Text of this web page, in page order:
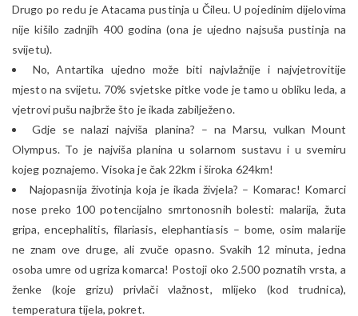
Drugo po redu je Atacama pustinja u Čileu. U pojedinim dijelovima
nije kišilo zadnjih 400 godina (ona je ujedno najsuša pustinja na
svijetu).
No, Antartika ujedno može biti najvlažnije i najvjetrovitije
mjesto na svijetu. 70% svjetske pitke vode je tamo u obliku leda, a
vjetrovi pušu najbrže što je ikada zabilježeno.
Gdje se nalazi najviša planina? – na Marsu, vulkan Mount
Olympus. To je najviša planina u solarnom sustavu i u svemiru
kojeg poznajemo. Visoka je čak 22km i široka 624km!
Najopasnija životinja koja je ikada živjela? – Komarac! Komarci
nose preko 100 potencijalno smrtonosnih bolesti: malarija, žuta
gripa, encephalitis, filariasis, elephantiasis – bome, osim malarije
ne znam ove druge, ali zvuče opasno.Svakih 12 minuta, jedna
osoba umre od ugriza komarca! Postoji oko 2.500 poznatih vrsta, a
ženke (koje grizu) privlači vlažnost, mlijeko (kod trudnica),
temperatura tijela, pokret.